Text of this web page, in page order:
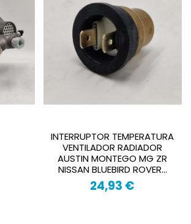
INTERRUPTOR TEMPERATURA
VENTILADOR RADIADOR
AUSTIN MONTEGO MG ZR
NISSAN BLUEBIRD ROVER...
24,93 €